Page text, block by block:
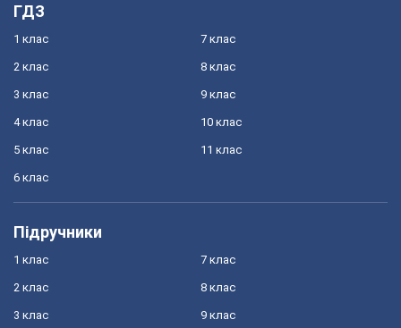
ГДЗ
1 клас
2 клас
3 клас
4 клас
5 клас
6 клас
7 клас
8 клас
9 клас
10 клас
11 клас
Підручники
1 клас
2 клас
3 клас
7 клас
8 клас
9 клас